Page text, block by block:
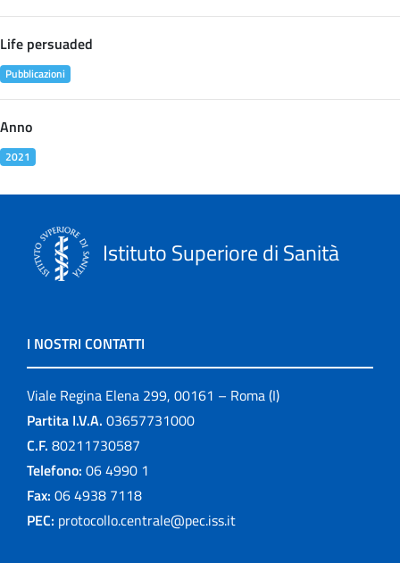
Life persuaded
Pubblicazioni
Anno
2021
Istituto Superiore di Sanità
I NOSTRI CONTATTI
Viale Regina Elena 299, 00161 – Roma (I)
Partita I.V.A. 03657731000
C.F. 80211730587
Telefono: 06 4990 1
Fax: 06 4938 7118
PEC: protocollo.centrale@pec.iss.it